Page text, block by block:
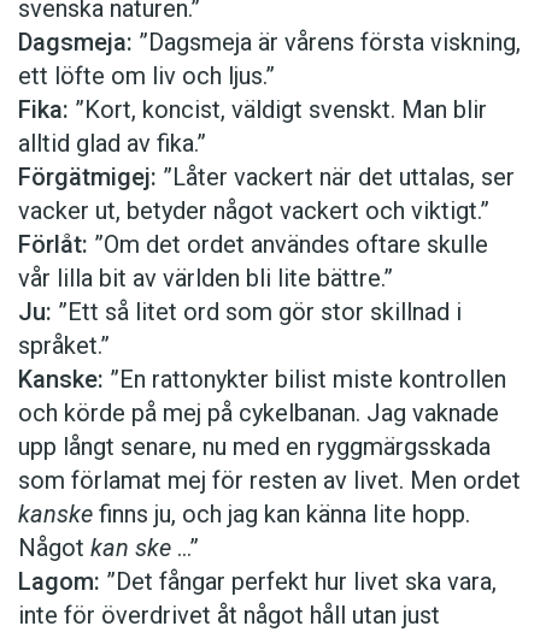
svenska naturen.”
Dagsmeja: ”Dagsmeja är vårens första viskning,
ett löfte om liv och ljus.”
Fika: ”Kort, koncist, väldigt svenskt. Man blir
alltid glad av fika.”
Förgätmigej: ”Låter vackert när det uttalas, ser
vacker ut, betyder något vackert och viktigt.”
Förlåt: ”Om det ordet användes oftare skulle
vår lilla bit av världen bli lite bättre.”
Ju: ”Ett så litet ord som gör stor skillnad i
språket.”
Kanske: ”En rattonykter bilist miste kontrollen
och körde på mej på cykelbanan. Jag vaknade
upp långt senare, nu med en ryggmärgsskada
som förlamat mej för resten av livet. Men ordet
kanske finns ju, och jag kan känna lite hopp.
Något kan ske …”
Lagom: ”Det fångar perfekt hur livet ska vara,
inte för överdrivet åt något håll utan just